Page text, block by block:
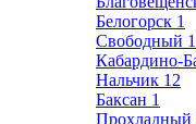
Белогорск 1
Свободный 1
Кабардино-
Нальчик 12
Баксан 1
Прохладный